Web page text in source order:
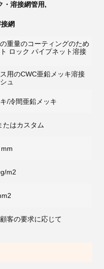
・溶接網管用,
網
重量のコーティングのため
ロック パイプネット溶接
用のCWC亜鉛メッキ溶接
ュ
/冷間亜鉛メッキ
たはカスタム
m2
客の要求に応じて